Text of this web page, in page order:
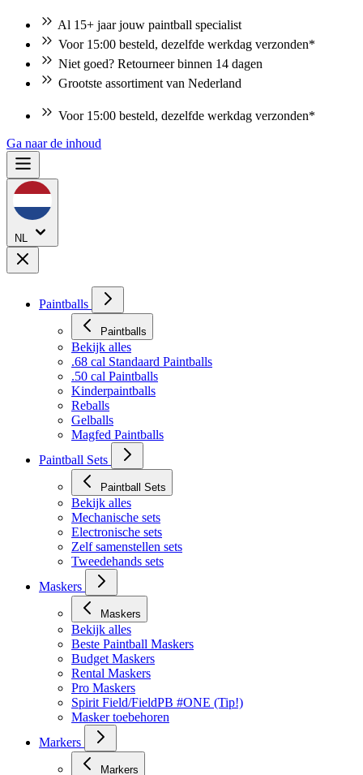
Al 15+ jaar jouw paintball specialist
Voor 15:00 besteld, dezelfde werkdag verzonden*
Niet goed? Retourneer binnen 14 dagen
Grootste assortiment van Nederland
Niet goed? Retourneer binnen 14 dagen
Ga naar de inhoud
NL
Paintballs
Paintballs
Bekijk alles
.68 cal Standaard Paintballs
.50 cal Paintballs
Kinderpaintballs
Reballs
Gelballs
Magfed Paintballs
Paintball Sets
Paintball Sets
Bekijk alles
Mechanische sets
Electronische sets
Zelf samenstellen sets
Tweedehands sets
Maskers
Maskers
Bekijk alles
Beste Paintball Maskers
Budget Maskers
Rental Maskers
Pro Maskers
Spirit Field/FieldPB #ONE (Tip!)
Masker toebehoren
Markers
Markers